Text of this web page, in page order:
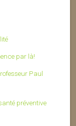
par là!
Paul
préventive